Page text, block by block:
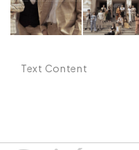
Text Content